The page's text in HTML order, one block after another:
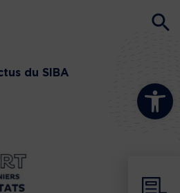
Ouvrir la
du SIBA